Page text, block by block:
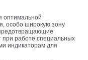
оптимальной
особо широкую зону
при рабoте специальных
индикаторам для